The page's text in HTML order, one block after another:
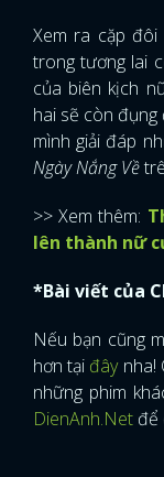
Xem ra cặp đôi
trong tương lai
của biên kịch
hai sẽ còn đụng
mình giải đáp
Ngày Nắng Về
>> Xem thêm:
lên thành nữ
*Bài viết của
Nếu bạn cũng
hơn tại đâynha!
những phim
DienAnh.Net để